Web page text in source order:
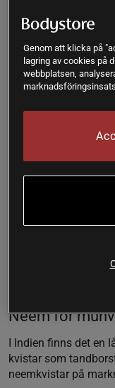
och fotsvamp.
i 10-20 minuter.
efteråt.
Neemolja för
För att göra en
en vegetabilisk olja
Massera in
schamponerar
några droppar
Neem för
I Indien finns det en
kvistar som
neemkvistar på
Genom att klicka på
lagring av cookies på
webbplatsen,